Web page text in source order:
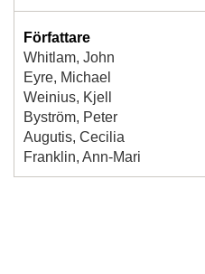
Författare
Whitlam, John
Eyre, Michael
Weinius, Kjell
Byström, Peter
Augutis, Cecilia
Franklin, Ann-Mari